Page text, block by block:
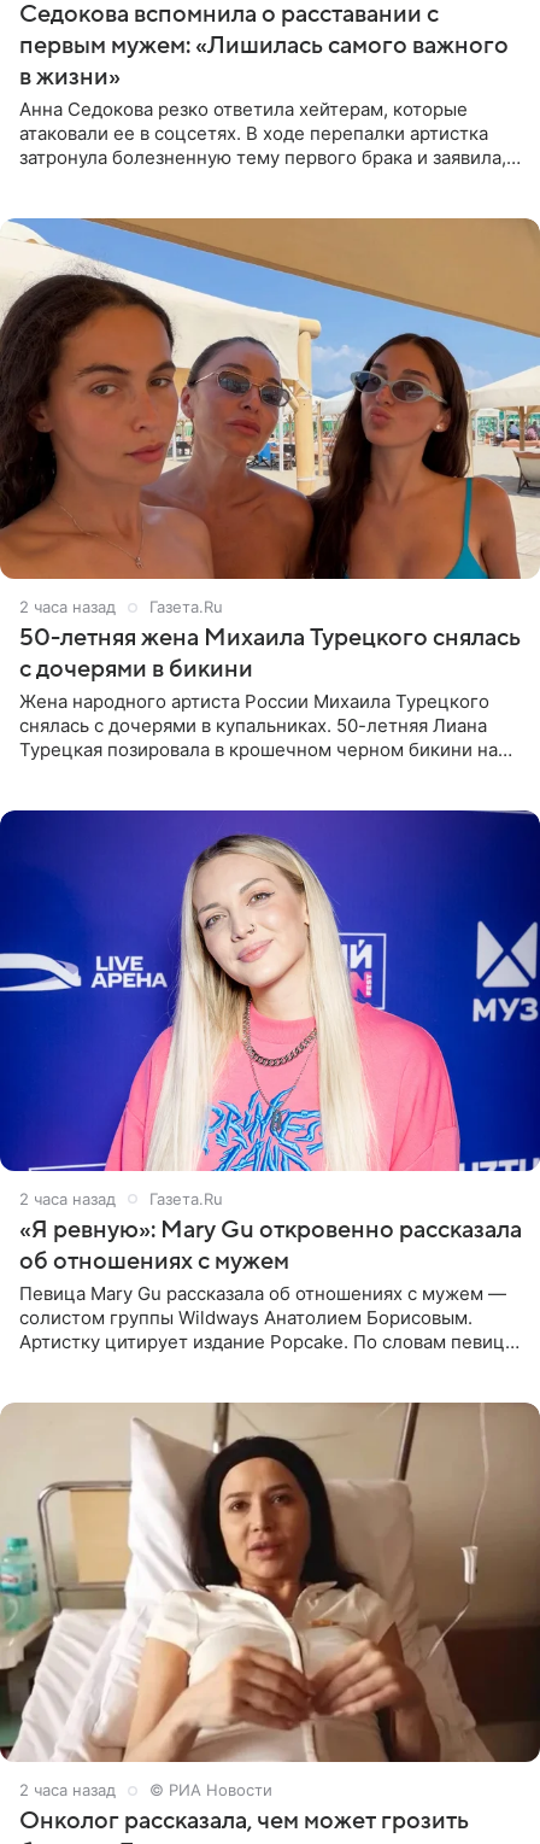
Седокова вспомнила о расставании с
первым мужем: «Лишилась самого важного
в жизни»
Анна Седокова резко ответила хейтерам, которые
атаковали ее в соцсетях. В ходе перепалки артистка
затронула болезненную тему первого брака и заявила,
2 часа назад Газета.Ru
50-летняя жена Михаила Турецкого снялась
с дочерями в бикини
Жена народного артиста России Михаила Турецкого
снялась с дочерями в купальниках. 50-летняя Лиана
Турецкая позировала в крошечном черном бикини на
2 часа назад Газета.Ru
«Я ревную»: Mary Gu откровенно рассказала
об отношениях с мужем
Певица Mary Gu рассказала об отношениях с мужем —
солистом группы Wildways Анатолием Борисовым.
Артистку цитирует издание Popcake. По словам певицы,
2 часа назад © РИА Новости
Онколог рассказала, чем может грозить